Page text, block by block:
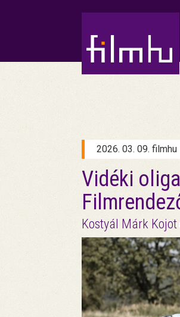
2026. 03. 09. filmhu
Vidéki
Kostyál Márk